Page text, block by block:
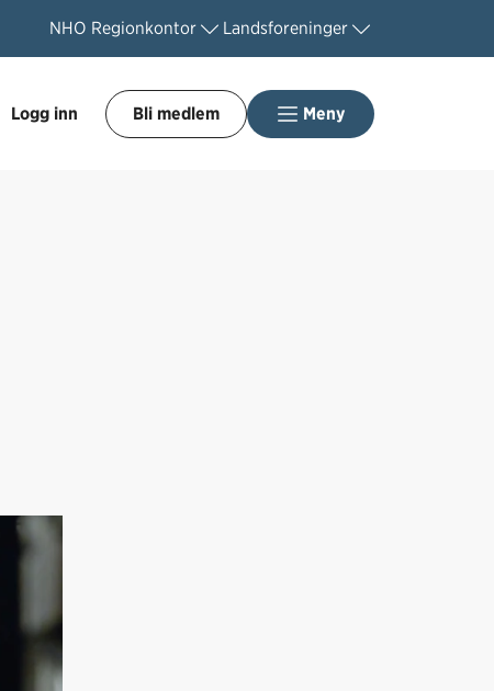
NHO Regionkontor Landsforeninger
Logg inn Bli medlem Meny